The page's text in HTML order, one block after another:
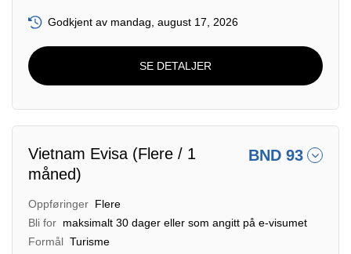
Godkjent av mandag, august 17, 2026
SE DETALJER
Vietnam Evisa (Flere / 1
måned)
BND 93
Oppføringer Flere
Bli for maksimalt 30 dager eller som angitt på e-visumet
Formål Turisme